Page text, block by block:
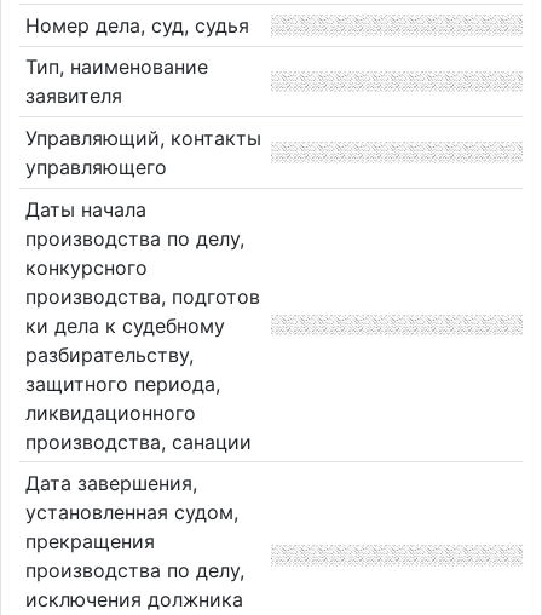
Номер дела, суд, судья
Тип, наименование
заявителя
Управляющий, контакты
управляющего
Даты начала
производства по делу,
конкурсного
производства, подготов
ки дела к судебному
разбирательству,
защитного периода,
ликвидационного
производства, санации
Дата завершения,
установленная судом,
прекращения
производства по делу,
исключения должника